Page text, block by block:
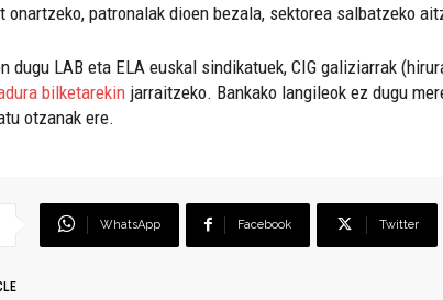
onartzeko, patronalak dioen bezala, sektorea salbatzeko
dugu LAB eta ELA euskal sindikatuek, CIG galiziarrak
bilketarekin jarraitzeko. Bankako langileok ez dugu
otzanak ere.
WhatsApp Facebook Twitter